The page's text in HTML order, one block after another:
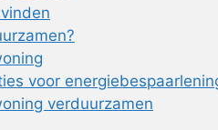
voor
verduurzamen